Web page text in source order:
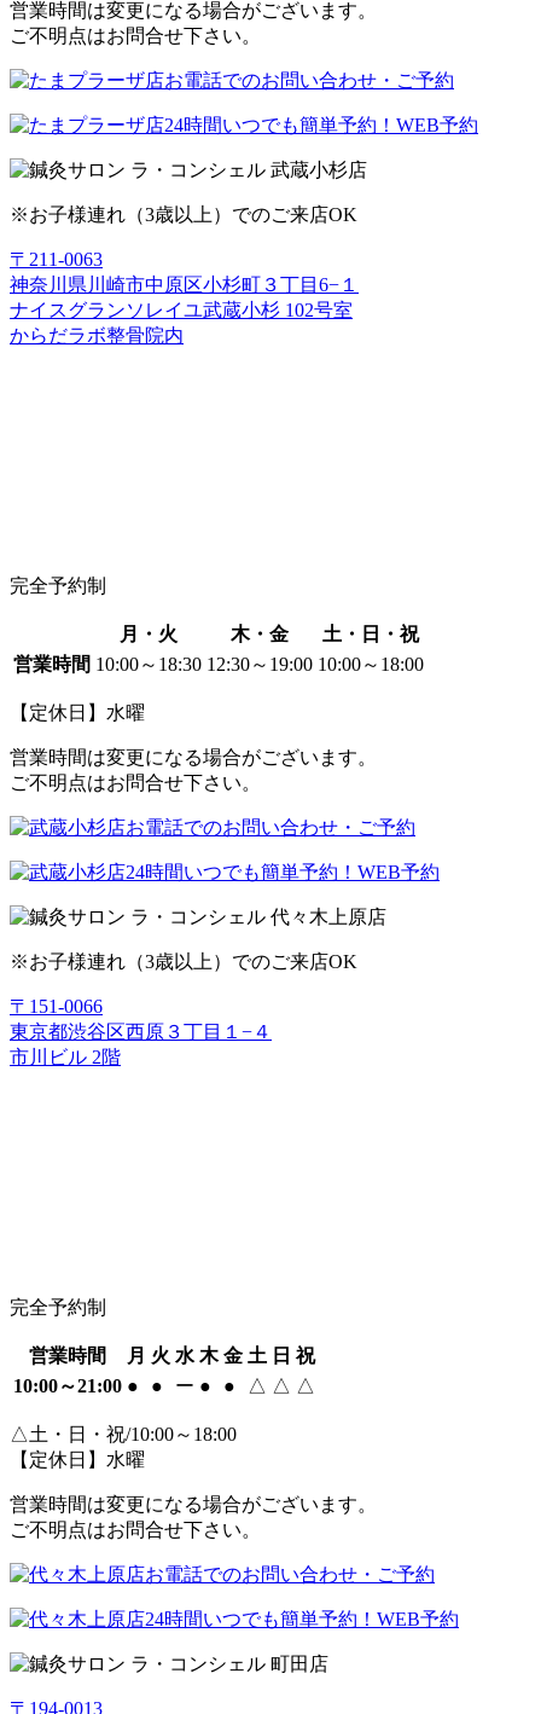
営業時間は変更になる場合がございます。
ご不明点はお問合せ下さい。
※お子様連れ（3歳以上）でのご来店OK
〒211-0063
神奈川県川崎市中原区小杉町３丁目6−１
ナイスグランソレイユ武蔵小杉 102号室
からだラボ整骨院内
完全予約制
月・火 木・金
土・日・祝
営業時間 10:00～18:30 12:30～19:00 10:00～18:00
【定休日】水曜
営業時間は変更になる場合がございます。
ご不明点はお問合せ下さい。
※お子様連れ（3歳以上）でのご来店OK
〒151-0066
東京都渋谷区西原３丁目１−４
市川ビル 2階
完全予約制
営業時間 月 火 水 木 金 土 日 祝
10:00～21:00 ● ● ー ● ● △ △ △
△土・日・祝/10:00～18:00
【定休日】水曜
営業時間は変更になる場合がございます。
ご不明点はお問合せ下さい。
〒194-0013